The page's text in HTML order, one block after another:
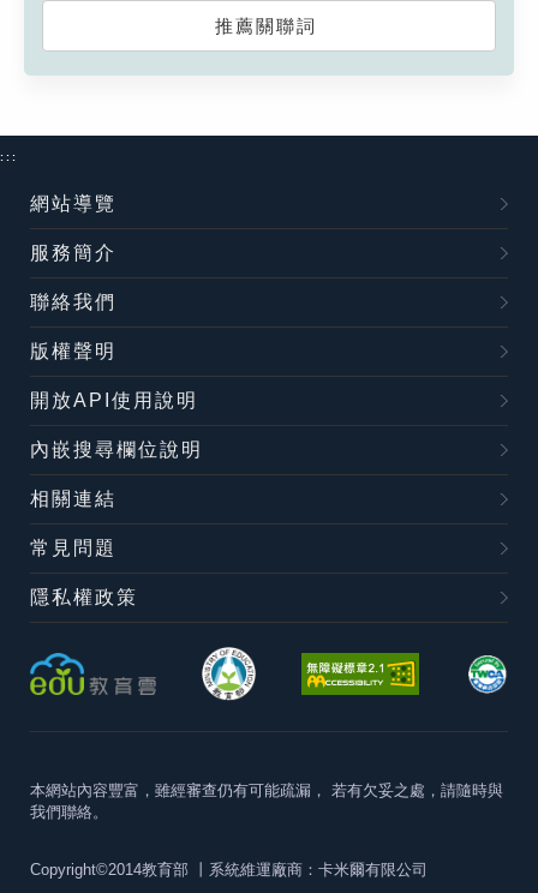
推薦關聯詞
:::
網站導覽
服務簡介
聯絡我們
版權聲明
開放API使用說明
內嵌搜尋欄位說明
相關連結
常見問題
隱私權政策
本網站內容豐富，雖經審查仍有可能疏漏， 若有欠妥之處，請隨時與
我們聯絡。
Copyright©2014教育部 丨系統維運廠商：卡米爾有限公司